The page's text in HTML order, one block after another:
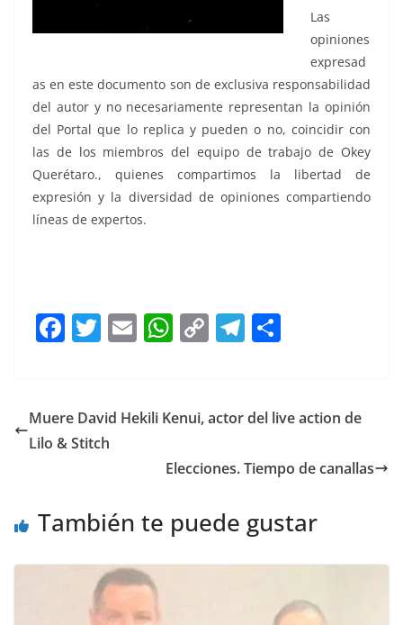
Las
opiniones
expresad
as en este documento son de exclusiva responsabilidad
del autor y no necesariamente representan la opinión
del Portal que lo replica y pueden o no, coincidir con
las de los miembros del equipo de trabajo de Okey
Querétaro., quienes compartimos la libertad de
expresión y la diversidad de opiniones compartiendo
líneas de expertos.
F
e
b
k
T
er
E
l
W
s
p
C
y
n
T
gr
m
e
Muere David Hekili Kenui, actor del live action de
Lilo & Stitch
Elecciones. Tiempo de canallas
También te puede gustar